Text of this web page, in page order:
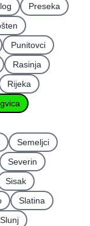
Preseka
Punitovci
Rasinja
Rijeka
Semeljci
Severin
Sisak
Slatina
Slunj